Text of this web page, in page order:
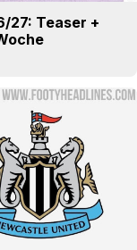
27: Teaser +